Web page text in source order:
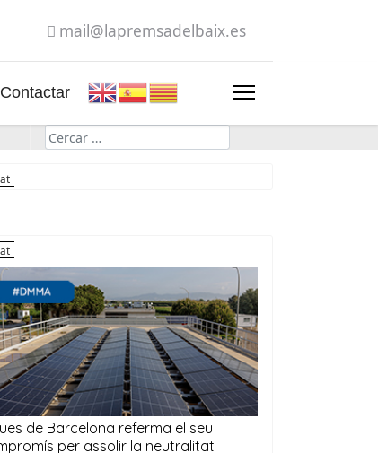
mail@lapremsadelbaix.es
Contactar
Cerca